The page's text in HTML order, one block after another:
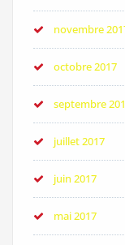
novembre
octobre 2017
septembre
juillet 2017
juin 2017
mai 2017